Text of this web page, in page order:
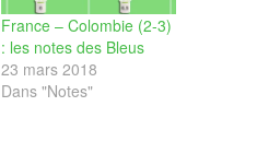
France – Colombie (2-3)
: les notes des Bleus
23 mars 2018
Dans "Notes"